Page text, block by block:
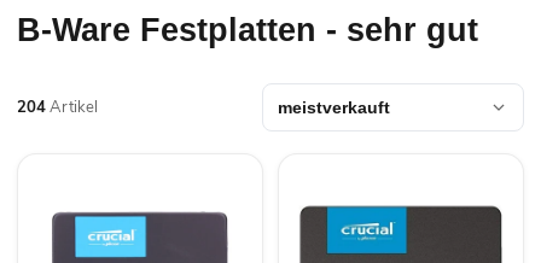
B-Ware Festplatten - sehr gut
204Artikel